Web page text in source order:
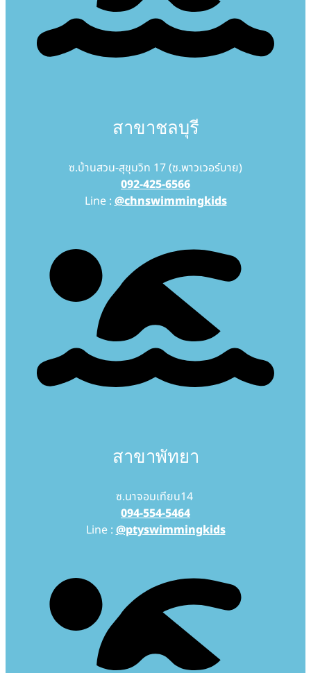
สาขาชลบุรี
ซ.บ้านสวน-สุขุมวิท 17 (ซ.พาวเวอร์บาย)
092-425-6566
Line : @chnswimmingkids
สาขาพัทยา
ซ.นาจอมเทียน14
094-554-5464
Line : @ptyswimmingkids